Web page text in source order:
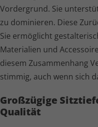
Vordergrund. Sie
zu dominieren. Diese
Sie ermöglicht
Materialien und
diesem Zusammenhang
stimmig, auch wenn sich
Großzügige
Qualität